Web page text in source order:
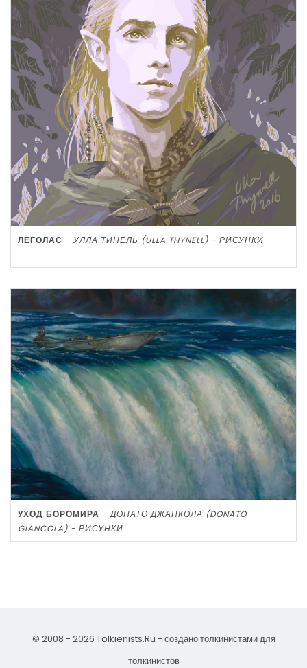
ЛЕГОЛАС - УЛЛА ТИНЕЛЬ (ULLA THYNELL) - РИСУНКИ
УХОД БОРОМИРА -ДОНАТО ДЖАНКОЛА (DONATO
GIANCOLA) - РИСУНКИ
© 2008 - 2026 Tolkienists.Ru - создано толкинистами для
толкинистов